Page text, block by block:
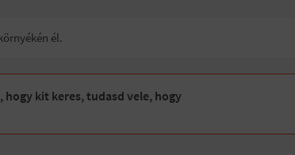
él.
kit keres, tudasd vele, hogy